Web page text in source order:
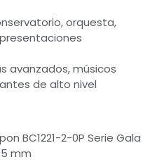
orquesta,
avanzados, músicos
de alto nivel
BC1221-2-0P Serie Gala
mm